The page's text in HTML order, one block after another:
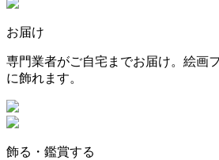
お届け
専門業者がご自宅までお届け。絵画
に飾れます。
飾る・鑑賞する